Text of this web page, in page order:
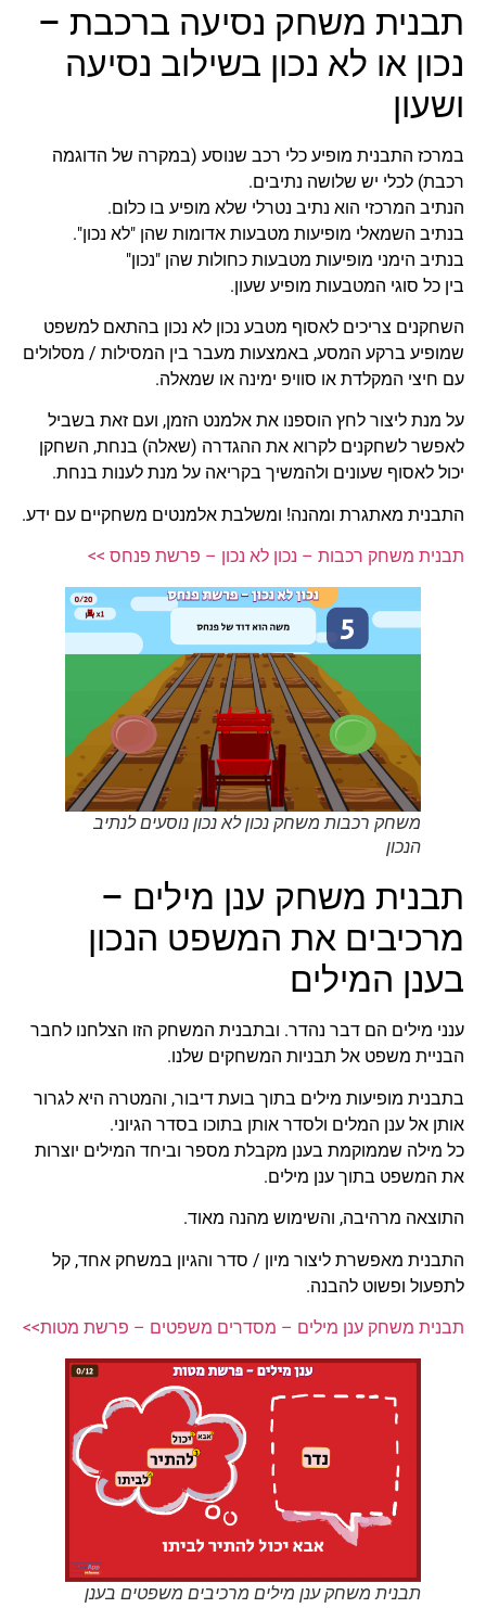
תבנית משחק נסיעה ברכבת –
נכון או לא נכון בשילוב נסיעה
ושעון
במרכז התבנית מופיע כלי רכב שנוסע (במקרה של הדוגמה
רכבת) לכלי יש שלושה נתיבים.
הנתיב המרכזי הוא נתיב נטרלי שלא מופיע בו כלום.
בנתיב השמאלי מופיעות מטבעות אדומות שהן "לא נכון".
בנתיב הימני מופיעות מטבעות כחולות שהן "נכון"
בין כל סוגי המטבעות מופיע שעון.
השחקנים צריכים לאסוף מטבע נכון לא נכון בהתאם למשפט
שמופיע ברקע המסע, באמצעות מעבר בין המסילות / מסלולים
עם חיצי המקלדת או סוויפ ימינה או שמאלה.
על מנת ליצור לחץ הוספנו את אלמנט הזמן, ועם זאת בשביל
לאפשר לשחקנים לקרוא את ההגדרה (שאלה) בנחת, השחקן
יכול לאסוף שעונים ולהמשיך בקריאה על מנת לענות בנחת.
התבנית מאתגרת ומהנה! ומשלבת אלמנטים משחקיים עם ידע.
תבנית משחק רכבות – נכון לא נכון – פרשת פנחס >>
משחק רכבות משחק נכון לא נכון נוסעים לנתיב
הנכון
תבנית משחק ענן מילים –
מרכיבים את המשפט הנכון
בענן המילים
ענני מילים הם דבר נהדר. ובתבנית המשחק הזו הצלחנו לחבר
הבניית משפט אל תבניות המשחקים שלנו.
בתבנית מופיעות מילים בתוך בועת דיבור, והמטרה היא לגרור
אותן אל ענן המלים ולסדר אותן בתוכו בסדר הגיוני.
כל מילה שממוקמת בענן מקבלת מספר וביחד המילים יוצרות
את המשפט בתוך ענן מילים.
התוצאה מרהיבה, והשימוש מהנה מאוד.
התבנית מאפשרת ליצור מיון / סדר והגיון במשחק אחד, קל
לתפעול ופשוט להבנה.
תבנית משחק ענן מילים – מסדרים משפטים – פרשת מטות>>
תבנית משחק ענן מילים מרכיבים משפטים בענן